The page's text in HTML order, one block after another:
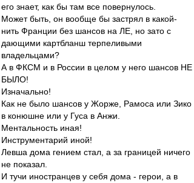
его знает, как бы там все повернулось.
Может быть, он вообще бы застрял в какой-
нить Франции без шансов на ЛЕ, но зато с
дающими картбланш терпеливыми
владельцами?
А в ФКСМ и в России в целом у него шансов НЕ
БЫЛО!
Изначально!
Как не было шансов у Жорже, Рамоса или Зико
в конюшне или у Гуса в Анжи.
Ментальность иная!
Инструментарий иной!
Левша дома гением стал, а за границей ничего
не показал.
И тучи иностранцев у себя дома - герои, а в